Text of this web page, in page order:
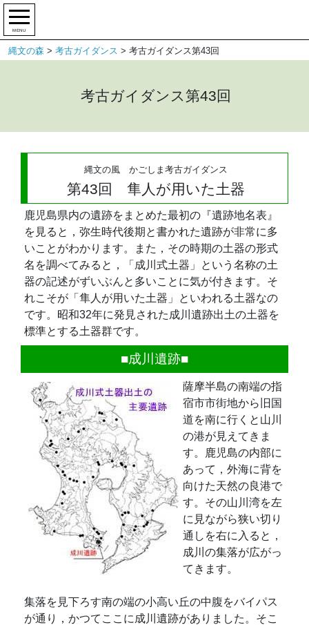
MENU
縄文の森 > 考古ガイダンス > 考古ガイダンス第43回
考古ガイダンス第43回
縄文の風 かごしま考古ガイダンス
第43回 隼人が用いた土器
鹿児島県内の遺跡をまとめた最初の『遺跡地名表』
を見ると，弥生時代後期と書かれた遺跡が非常に多
いことがわかります。また，その時期の土器の形式
名を調べてみると，「成川式土器」という名称の土
器の記述がずいぶんと多いことに気が付きます。そ
れこそが「隼人が用いた土器」といわれる土器なの
です。昭和32年に発見された成川遺跡出土の土器を
標準とする土器群です。
■成川遺跡■
薩摩半島の南端の指
宿市市街地から旧国
道を南に行くと山川
の港が見えてきま
す。鹿児島の内部に
あって，外海に背を
向けた天然の良港で
す。その山川湾を左
に見ながら狭い切り
通しを右に入ると，
成川の集落が広がっ
てきます。
集落を見下ろす南の端の小高い丘の中腹をバイパス
が通り，かつてここに成川遺跡がありました。そこ